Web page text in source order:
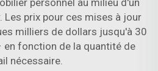
personnel au milieu d'un
Les prix pour ces mises à jour
milliers de dollars jusqu'à 30
fonction de la quantité de
nécessaire.